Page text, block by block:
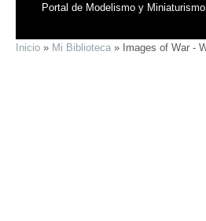
Portal de Modelismo y
Inicio » Mi Biblioteca » Images of War -